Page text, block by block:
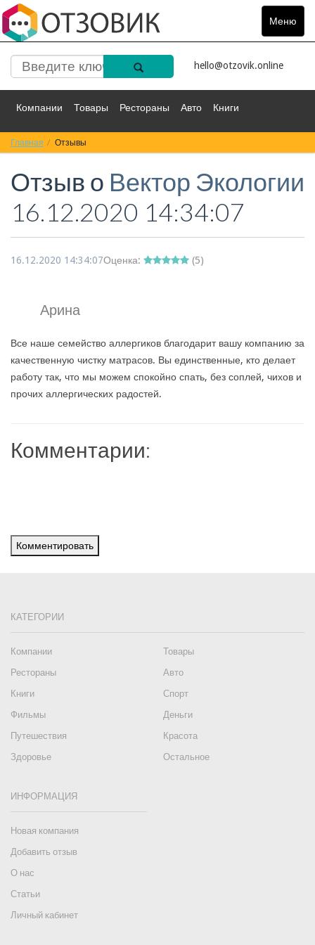
Меню
Toggle
hello@otzovik.online
Компании Товары Рестораны Авто Книги
Спорт Фильмы
Красота Здоровье Остальное
Главная Отзывы
Отзыв о Вектор Экологии
16.12.2020 14:34:07
16.12.2020 14:34:07Оценка: (5)
Арина
Все наше семейство аллергиков благодарит вашу компанию за
качественную чистку матрасов. Вы единственные, кто делает
работу так, что мы можем спокойно спать, без соплей, чихов и
прочих аллергических радостей.
Комментарии:
Комментировать
КАТЕГОРИИ
Компании
Товары
Рестораны
Авто
Книги
Спорт
Фильмы
Деньги
Путешествия
Красота
Здоровье
Остальное
ИНФОРМАЦИЯ
Новая компания
Добавить отзыв
О нас
Статьи
Личный кабинет